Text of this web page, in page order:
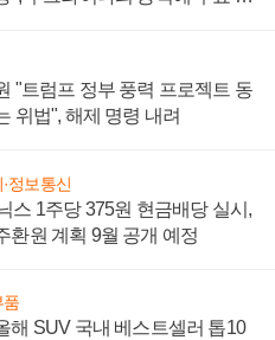
"트럼프 정부 풍력 프로젝트 동
위법", 해제 명령 내려
정보통신
스 1주당 375원 현금배당 실시,
환원 계획 9월 공개 예정
품
해 SUV 국내 베스트셀러 톱10